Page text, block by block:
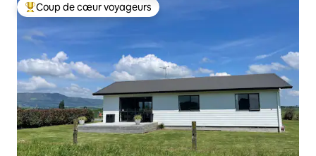
Coup de cœur voyageurs parmi les plus aimés
Coup de cœur voyageurs